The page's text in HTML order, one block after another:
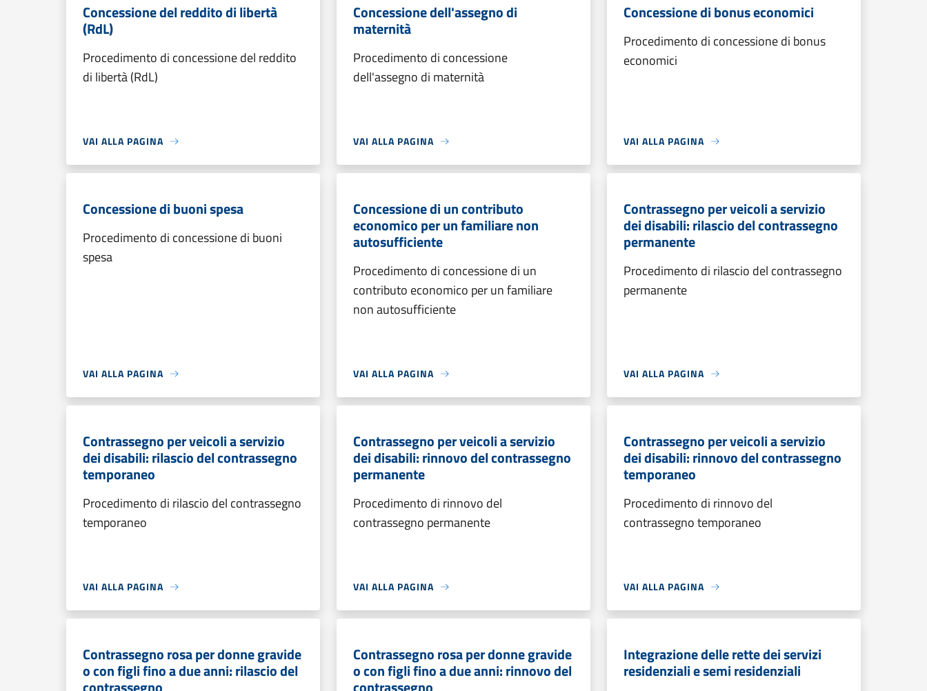
Concessione del reddito di libertà
(RdL)
Procedimento di concessione del reddito
di libertà (RdL)
VAI ALLA PAGINA
Concessione dell'assegno di
maternità
Procedimento di concessione
dell'assegno di maternità
VAI ALLA PAGINA
Concessione di bonus economici
Procedimento di concessione di bonus
economici
VAI ALLA PAGINA
Concessione di buoni spesa
Procedimento di concessione di buoni
spesa
VAI ALLA PAGINA
Concessione di un contributo
economico per un familiare non
autosufficiente
Procedimento di concessione di un
contributo economico per un familiare
non autosufficiente
VAI ALLA PAGINA
Contrassegno per veicoli a servizio
dei disabili: rilascio del contrassegno
permanente
Procedimento di rilascio del contrassegno
permanente
VAI ALLA PAGINA
Contrassegno per veicoli a servizio
dei disabili: rilascio del contrassegno
temporaneo
Procedimento di rilascio del contrassegno
temporaneo
VAI ALLA PAGINA
Contrassegno per veicoli a servizio
dei disabili: rinnovo del contrassegno
permanente
Procedimento di rinnovo del
contrassegno permanente
VAI ALLA PAGINA
Contrassegno per veicoli a servizio
dei disabili: rinnovo del contrassegno
temporaneo
Procedimento di rinnovo del
contrassegno temporaneo
VAI ALLA PAGINA
Contrassegno rosa per donne gravide
o con figli fino a due anni: rilascio del
Contrassegno rosa per donne gravide
o con figli fino a due anni: rinnovo del
Integrazione delle rette dei servizi
residenziali e semi residenziali